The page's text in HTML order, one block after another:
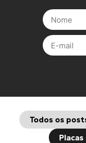
Placas
Todos os